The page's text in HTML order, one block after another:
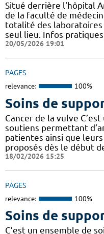
Situé derrière l'hôpital
de la faculté de
totalité des laboratoires
seul lieu. Infos
20/05/2026 19:01
PAGES
relevance: 100%
Soins de
Cancer de la vulve
soutiens permettant
patientes ainsi que
proposés dès le début
18/02/2026 15:25
PAGES
relevance: 100%
Soins de
C’est un ensemble de